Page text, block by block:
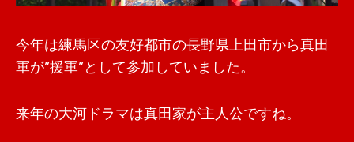
今年は練馬区の友好都市の長野県上田市から真田
軍が”援軍”として参加していました。
来年の大河ドラマは真田家が主人公ですね。